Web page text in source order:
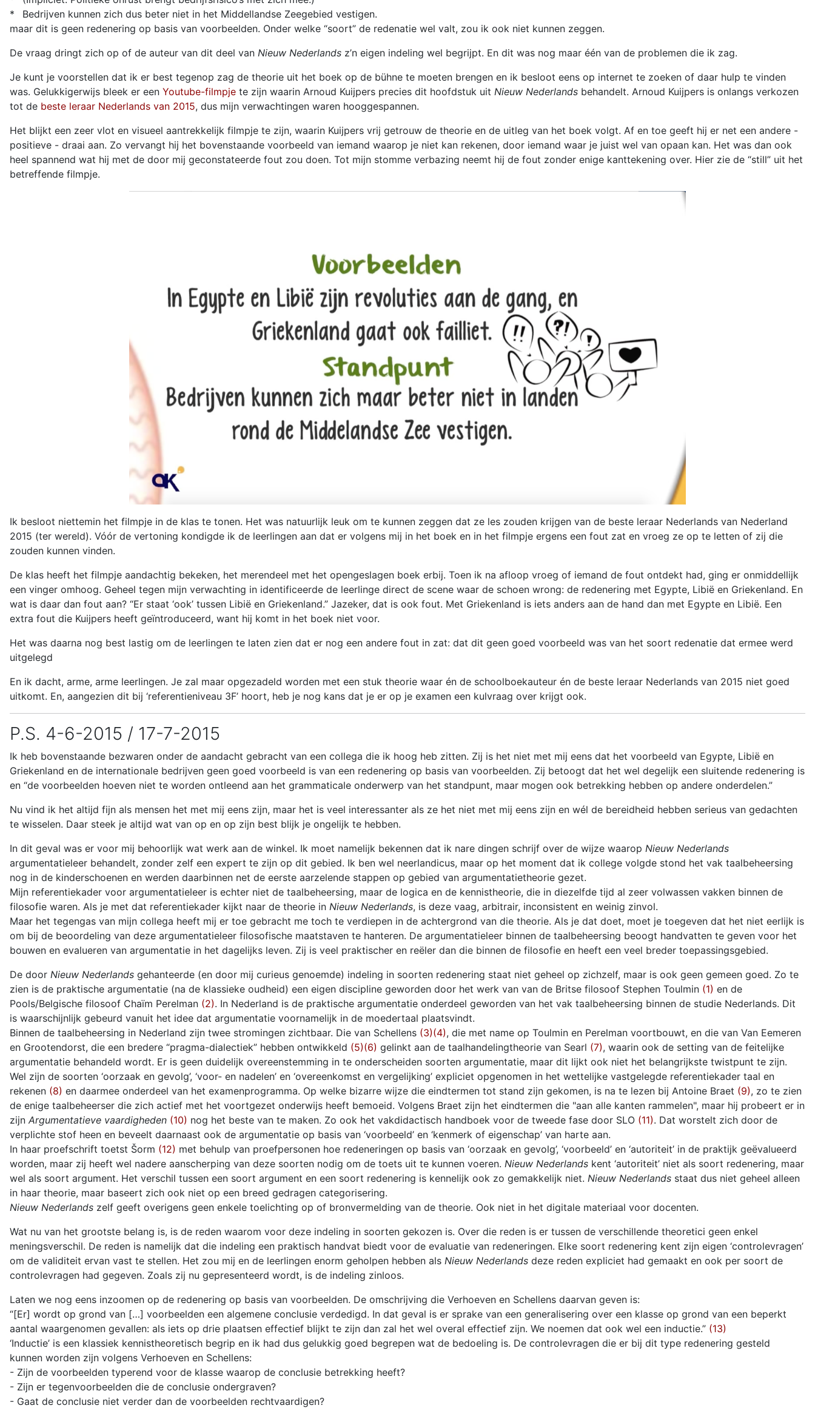
*
Bedrijven kunnen zich dus beter niet in het Middellandse Zeegebied vestigen.
maar dit is geen redenering op basis van voorbeelden. Onder welke “soort” de redenatie wel valt, zou ik ook niet kunnen zeggen.
De vraag dringt zich op of de auteur van dit deel van Nieuw Nederlands z’n eigen indeling wel begrijpt. En dit was nog maar één van de problemen die ik zag.
Je kunt je voorstellen dat ik er best tegenop zag de theorie uit het boek op de bühne te moeten brengen en ik besloot eens op internet te zoeken of daar hulp te vinden
was. Gelukkigerwijs bleek er een Youtube-filmpje te zijn waarin Arnoud Kuijpers precies dit hoofdstuk uit Nieuw Nederlands behandelt. Arnoud Kuijpers is onlangs verkozen
tot de beste leraar Nederlands van 2015, dus mijn verwachtingen waren hooggespannen.
Het blijkt een zeer vlot en visueel aantrekkelijk filmpje te zijn, waarin Kuijpers vrij getrouw de theorie en de uitleg van het boek volgt. Af en toe geeft hij er net een andere -
positieve - draai aan. Zo vervangt hij het bovenstaande voorbeeld van iemand waarop je niet kan rekenen, door iemand waar je juist wel van opaan kan. Het was dan ook
heel spannend wat hij met de door mij geconstateerde fout zou doen. Tot mijn stomme verbazing neemt hij de fout zonder enige kanttekening over. Hier zie de “still” uit het
betreffende filmpje.
Ik besloot niettemin het filmpje in de klas te tonen. Het was natuurlijk leuk om te kunnen zeggen dat ze les zouden krijgen van de beste leraar Nederlands van Nederland
2015 (ter wereld). Vóór de vertoning kondigde ik de leerlingen aan dat er volgens mij in het boek en in het filmpje ergens een fout zat en vroeg ze op te letten of zij die
zouden kunnen vinden.
De klas heeft het filmpje aandachtig bekeken, het merendeel met het opengeslagen boek erbij. Toen ik na afloop vroeg of iemand de fout ontdekt had, ging er onmiddellijk
een vinger omhoog. Geheel tegen mijn verwachting in identificeerde de leerlinge direct de scene waar de schoen wrong: de redenering met Egypte, Libië en Griekenland. En
wat is daar dan fout aan? “Er staat ‘ook’ tussen Libië en Griekenland.” Jazeker, dat is ook fout. Met Griekenland is iets anders aan de hand dan met Egypte en Libië. Een
extra fout die Kuijpers heeft geïntroduceerd, want hij komt in het boek niet voor.
Het was daarna nog best lastig om de leerlingen te laten zien dat er nog een andere fout in zat: dat dit geen goed voorbeeld was van het soort redenatie dat ermee werd
uitgelegd
En ik dacht, arme, arme leerlingen. Je zal maar opgezadeld worden met een stuk theorie waar én de schoolboekauteur én de beste leraar Nederlands van 2015 niet goed
uitkomt. En, aangezien dit bij ‘referentieniveau 3F’ hoort, heb je nog kans dat je er op je examen een kulvraag over krijgt ook.
P.S. 4-6-2015 / 17-7-2015
Ik heb bovenstaande bezwaren onder de aandacht gebracht van een collega die ik hoog heb zitten. Zij is het niet met mij eens dat het voorbeeld van Egypte, Libië en
Griekenland en de internationale bedrijven geen goed voorbeeld is van een redenering op basis van voorbeelden. Zij betoogt dat het wel degelijk een sluitende redenering is
en “de voorbeelden hoeven niet te worden ontleend aan het grammaticale onderwerp van het standpunt, maar mogen ook betrekking hebben op andere onderdelen.”
Nu vind ik het altijd fijn als mensen het met mij eens zijn, maar het is veel interessanter als ze het niet met mij eens zijn en wél de bereidheid hebben serieus van gedachten
te wisselen. Daar steek je altijd wat van op en op zijn best blijk je ongelijk te hebben.
In dit geval was er voor mij behoorlijk wat werk aan de winkel. Ik moet namelijk bekennen dat ik nare dingen schrijf over de wijze waarop Nieuw Nederlands
argumentatieleer behandelt, zonder zelf een expert te zijn op dit gebied. Ik ben wel neerlandicus, maar op het moment dat ik college volgde stond het vak taalbeheersing
nog in de kinderschoenen en werden daarbinnen net de eerste aarzelende stappen op gebied van argumentatietheorie gezet.
Mijn referentiekader voor argumentatieleer is echter niet de taalbeheersing, maar de logica en de kennistheorie, die in diezelfde tijd al zeer volwassen vakken binnen de
filosofie waren. Als je met dat referentiekader kijkt naar de theorie in Nieuw Nederlands, is deze vaag, arbitrair, inconsistent en weinig zinvol.
Maar het tegengas van mijn collega heeft mij er toe gebracht me toch te verdiepen in de achtergrond van die theorie. Als je dat doet, moet je toegeven dat het niet eerlijk is
om bij de beoordeling van deze argumentatieleer filosofische maatstaven te hanteren. De argumentatieleer binnen de taalbeheersing beoogt handvatten te geven voor het
bouwen en evalueren van argumentatie in het dagelijks leven. Zij is veel praktischer en reëler dan die binnen de filosofie en heeft een veel breder toepassingsgebied.
De door Nieuw Nederlands gehanteerde (en door mij curieus genoemde) indeling in soorten redenering staat niet geheel op zichzelf, maar is ook geen gemeen goed. Zo te
zien is de praktische argumentatie (na de klassieke oudheid) een eigen discipline geworden door het werk van van de Britse filosoof Stephen Toulmin (1) en de
Pools/Belgische filosoof Chaïm Perelman (2). In Nederland is de praktische argumentatie onderdeel geworden van het vak taalbeheersing binnen de studie Nederlands. Dit
is waarschijnlijk gebeurd vanuit het idee dat argumentatie voornamelijk in de moedertaal plaatsvindt.
Binnen de taalbeheersing in Nederland zijn twee stromingen zichtbaar. Die van Schellens (3)(4), die met name op Toulmin en Perelman voortbouwt, en die van Van Eemeren
en Grootendorst, die een bredere “pragma-dialectiek” hebben ontwikkeld (5)(6) gelinkt aan de taalhandelingtheorie van Searl (7), waarin ook de setting van de feitelijke
argumentatie behandeld wordt. Er is geen duidelijk overeenstemming in te onderscheiden soorten argumentatie, maar dit lijkt ook niet het belangrijkste twistpunt te zijn.
Wel zijn de soorten ‘oorzaak en gevolg’, ‘voor- en nadelen’ en ‘overeenkomst en vergelijking’ expliciet opgenomen in het wettelijke vastgelegde referentiekader taal en
rekenen (8) en daarmee onderdeel van het examenprogramma. Op welke bizarre wijze die eindtermen tot stand zijn gekomen, is na te lezen bij Antoine Braet (9), zo te zien
de enige taalbeheerser die zich actief met het voortgezet onderwijs heeft bemoeid. Volgens Braet zijn het eindtermen die "aan alle kanten rammelen", maar hij probeert er in
zijn Argumentatieve vaardigheden (10) nog het beste van te maken. Zo ook het vakdidactisch handboek voor de tweede fase door SLO (11). Dat worstelt zich door de
verplichte stof heen en beveelt daarnaast ook de argumentatie op basis van ‘voorbeeld’ en ‘kenmerk of eigenschap’ van harte aan.
In haar proefschrift toetst Šorm (12) met behulp van proefpersonen hoe redeneringen op basis van ‘oorzaak en gevolg’, ‘voorbeeld’ en ‘autoriteit’ in de praktijk geëvalueerd
worden, maar zij heeft wel nadere aanscherping van deze soorten nodig om de toets uit te kunnen voeren. Nieuw Nederlands kent ‘autoriteit’ niet als soort redenering, maar
wel als soort argument. Het verschil tussen een soort argument en een soort redenering is kennelijk ook zo gemakkelijk niet. Nieuw Nederlands staat dus niet geheel alleen
in haar theorie, maar baseert zich ook niet op een breed gedragen categorisering.
Nieuw Nederlands zelf geeft overigens geen enkele toelichting op of bronvermelding van de theorie. Ook niet in het digitale materiaal voor docenten.
Wat nu van het grootste belang is, is de reden waarom voor deze indeling in soorten gekozen is. Over die reden is er tussen de verschillende theoretici geen enkel
meningsverschil. De reden is namelijk dat die indeling een praktisch handvat biedt voor de evaluatie van redeneringen. Elke soort redenering kent zijn eigen ‘controlevragen’
om de validiteit ervan vast te stellen. Het zou mij en de leerlingen enorm geholpen hebben als Nieuw Nederlands deze reden expliciet had gemaakt en ook per soort de
controlevragen had gegeven. Zoals zij nu gepresenteerd wordt, is de indeling zinloos.
Laten we nog eens inzoomen op de redenering op basis van voorbeelden. De omschrijving die Verhoeven en Schellens daarvan geven is:
“[Er] wordt op grond van […] voorbeelden een algemene conclusie verdedigd. In dat geval is er sprake van een generalisering over een klasse op grond van een beperkt
aantal waargenomen gevallen: als iets op drie plaatsen effectief blijkt te zijn dan zal het wel overal effectief zijn. We noemen dat ook wel een inductie.” (13)
‘Inductie’ is een klassiek kennistheoretisch begrip en ik had dus gelukkig goed begrepen wat de bedoeling is. De controlevragen die er bij dit type redenering gesteld
kunnen worden zijn volgens Verhoeven en Schellens:
- Zijn de voorbeelden typerend voor de klasse waarop de conclusie betrekking heeft?
- Zijn er tegenvoorbeelden die de conclusie ondergraven?
- Gaat de conclusie niet verder dan de voorbeelden rechtvaardigen?